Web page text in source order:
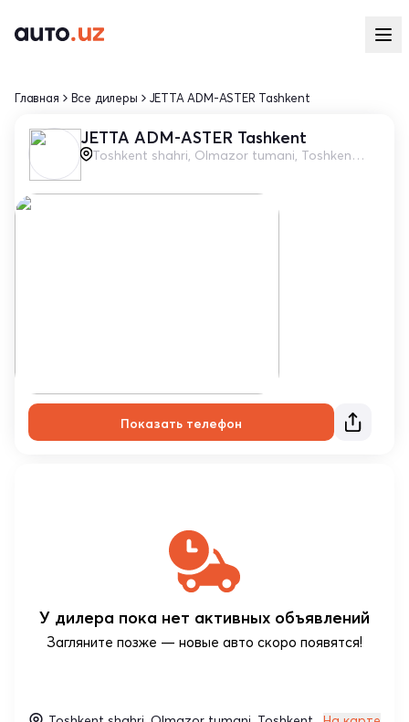
Главная Все дилеры JETTA ADM-ASTER Tashkent
JETTA ADM-ASTER Tashkent
Toshkent shahri, Olmazor tumani, Toshkent Halqa yo'li, 36
Показать телефон
У дилера пока нет активных объявлений
Загляните позже — новые авто скоро появятся!